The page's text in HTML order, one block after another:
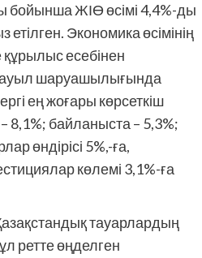
ЖІӨ өсімі 4,4%-ды
Экономика өсімінің
есебінен
ауыл шаруашылығында
ең жоғары көрсеткіш
8,1%; байланыста – 5,3%;
өндірісі 5%,-ға,
көлемі 3,1%-ға
тауарлардың
ретте өңделген